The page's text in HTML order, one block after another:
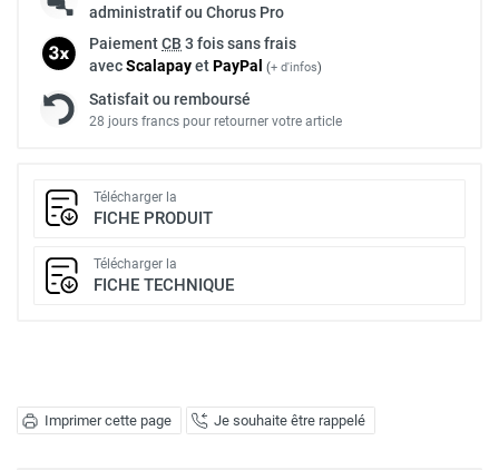
Imprimer cette page Je souhaite être rappelé
administratif ou Chorus Pro
PaiementCB 3 fois sans frais
avecScalapayetPayPal (+ d'infos)
Satisfait ou remboursé
28 jours francs pour retourner votre article
Télécharger la
FICHE PRODUIT
Télécharger la
FICHE TECHNIQUE